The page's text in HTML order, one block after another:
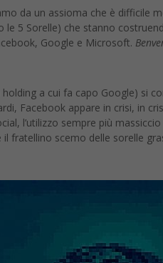
da un assioma che è difficile
le 5 Sorelle) che stanno
Google e Microsoft.
a cui fa capo Google) si
Facebook appare in crisi, in
l’utilizzo sempre più
fratellino scemo delle sorelle